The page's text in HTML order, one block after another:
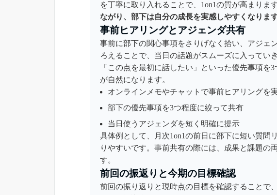
を丁寧に取り入れることで、1on1の質が高まります
ながり、部下は自分の成長を実感しやすくなりま
事前ヒアリングとアジェンダ共有
事前に部下の関心事項をさりげなく拾い、アジェ
ろえることで、当日の話題がスムーズに入ってい
「この点を最初に話したい」といった優先事項を
が自然になります。
オンラインメモやチャットで事前ヒアリングを
部下の優先事項を3つ程度に絞って共有
当日使うアジェンダを短く明確に提示
具体例として、月次1on1の前日に部下に短い質問
りやすいです。事前共有の際には、成果と課題の
す。
前回の振返りと今期の目標確認
前回の振り返りと現時点の目標を確認することで